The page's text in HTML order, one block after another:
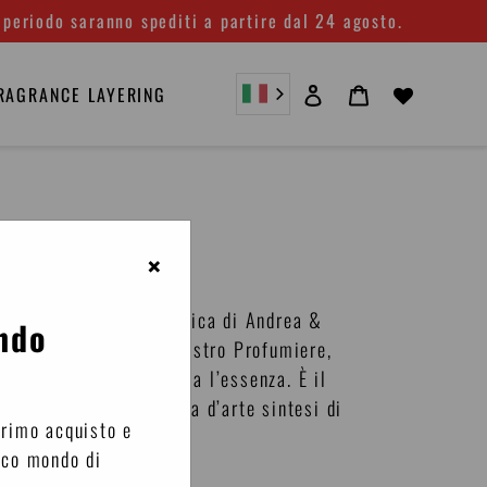
saranno spediti a partire dal 24 agosto.
LAYERING Accedi Carrello
La direzione artistica di Andrea &
olfattivo un Maestro Profumiere,
in maniera univoca l’essenza. È il
vera e propria opera d’arte sintesi di
×
acquisto e
mondo di